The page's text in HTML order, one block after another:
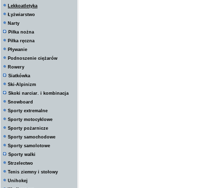
Lekkoatletyka
Łyżwiarstwo
Narty
Piłka nożna
Piłka ręczna
Pływanie
Podnoszenie ciężarów
Rowery
Siatkówka
Ski-Alpinizm
Skoki narciar. i kombinacja
Snowboard
Sporty extremalne
Sporty motocyklowe
Sporty pożarnicze
Sporty samochodowe
Sporty samolotowe
Sporty walki
Strzelectwo
Tenis ziemny i stołowy
Unihokej